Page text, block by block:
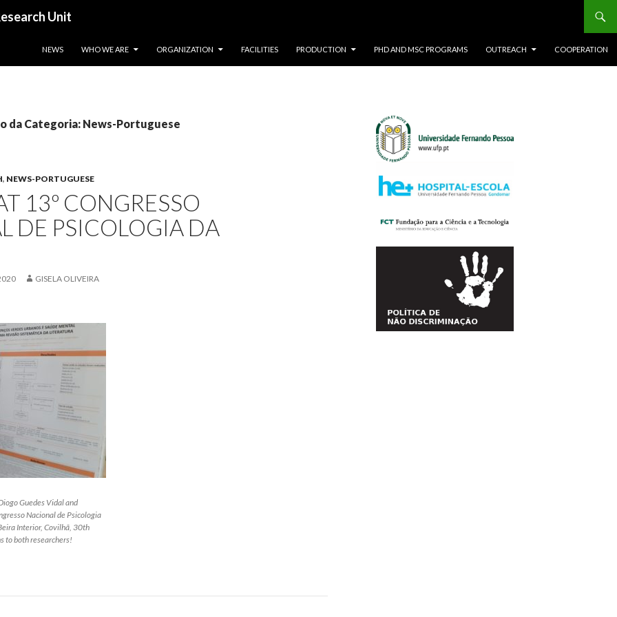
Unit
NEWS
WHO WE ARE ORGANIZATION FACILITIES PRODUCTION PHD AND MSC PROGRAMS OUTREACH COOPERATION
da Categoria: News-Portuguese
, NEWS-PORTUGUESE
13º CONGRESSO
DE PSICOLOGIA DA
GISELA OLIVEIRA
Guedes Vidal and
Nacional de Psicologia
Interior, Covilhã, 30th
to both researchers!